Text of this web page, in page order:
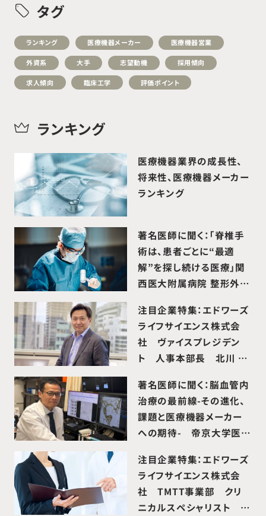
タグ
ランキング 医療機器メーカー 医療機器営業
外資系 大手 志望動機 採用傾向
求人傾向 臨床工学 評価ポイント
ランキング
医療機器業界の成長性、
将来性、医療機器メーカー
ランキング
著名医師に聞く：「脊椎手
術は、患者ごとに“最適
解”を探し続ける医療」関
西医大附属病院 整形外科
注目企業特集：エドワーズ
ライフサイエンス株式会
社 ヴァイスプレジデン
ト 人事本部長 北川 健
著名医師に聞く：脳血管内
治療の最前線-その進化、
課題と医療機器メーカー
への期待- 帝京大学医学
教授 庄島正明 先生
注目企業特集：エドワーズ
ライフサイエンス株式会
社 TMTT事業部 クリ
ニカルスペシャリスト O